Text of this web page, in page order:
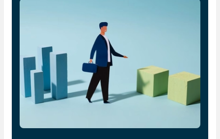
analytische, forschungsorientierte und politische
Aufgaben vorbereitet. Beide Wege bieten
zahlreiche Möglichkeiten, sich beruflich
weiterzuentwickeln und erfolgreich zu sein.